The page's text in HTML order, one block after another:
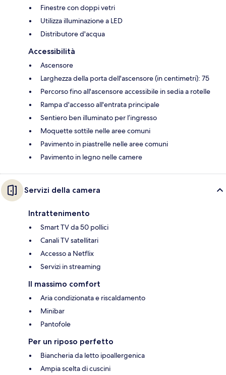
Finestre con doppi vetri
Utilizza illuminazione a LED
Distributore d'acqua
Accessibilità
Ascensore
Larghezza della porta dell'ascensore (in centimetri): 75
Percorso fino all'ascensore accessibile in sedia a rotelle
Rampa d'accesso all'entrata principale
Sentiero ben illuminato per l’ingresso
Moquette sottile nelle aree comuni
Pavimento in piastrelle nelle aree comuni
Pavimento in legno nelle camere
Servizi della camera
Intrattenimento
Smart TV da 50 pollici
Canali TV satellitari
Accesso a Netflix
Servizi in streaming
Il massimo comfort
Aria condizionata e riscaldamento
Minibar
Pantofole
Per un riposo perfetto
Biancheria da letto ipoallergenica
Ampia scelta di cuscini